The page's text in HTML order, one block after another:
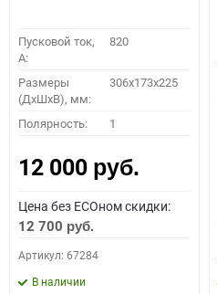
Пусковой ток,
A:
820
Размеры
(ДхШхВ), мм:
306x173x225
Полярность: 1
12 000 руб.
Цена без ECOном скидки:
12 700 руб.
Артикул: 67284
В наличии